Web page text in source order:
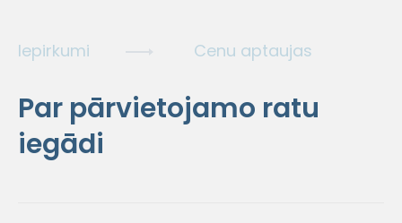
Iepirkumi Cenu aptaujas
Par pārvietojamo ratu
iegādi